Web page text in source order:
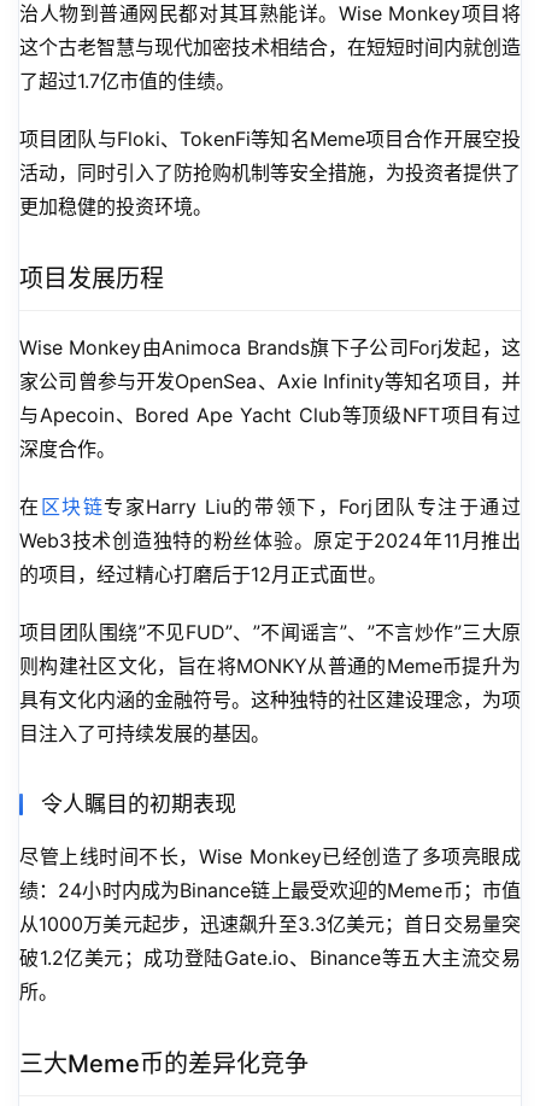
治人物到普通网民都对其耳熟能详。Wise Monkey项目将
这个古老智慧与现代加密技术相结合，在短短时间内就创造
了超过1.7亿市值的佳绩。
项目团队与Floki、TokenFi等知名Meme项目合作开展空投
活动，同时引入了防抢购机制等安全措施，为投资者提供了
更加稳健的投资环境。
项目发展历程
Wise Monkey由Animoca Brands旗下子公司Forj发起，这
家公司曾参与开发OpenSea、Axie Infinity等知名项目，并
与Apecoin、Bored Ape Yacht Club等顶级NFT项目有过
深度合作。
在 区块链专家Harry Liu的带领下，Forj团队专注于通过
Web3技术创造独特的粉丝体验。原定于2024年11月推出
的项目，经过精心打磨后于12月正式面世。
项目团队围绕”不见FUD”、”不闻谣言”、”不言炒作”三大原
则构建社区文化，旨在将MONKY从普通的Meme币提升为
具有文化内涵的金融符号。这种独特的社区建设理念，为项
目注入了可持续发展的基因。
令人瞩目的初期表现
尽管上线时间不长，Wise Monkey已经创造了多项亮眼成
绩：24小时内成为Binance链上最受欢迎的Meme币；市值
从1000万美元起步，迅速飙升至3.3亿美元；首日交易量突
破1.2亿美元；成功登陆Gate.io、Binance等五大主流交易
所。
三大Meme币的差异化竞争